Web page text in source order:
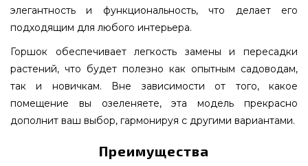
элегантность и функциональность, что делает его
подходящим для любого интерьера.
Горшок обеспечивает легкость замены и пересадки
растений, что будет полезно как опытным садоводам,
так и новичкам. Вне зависимости от того, какое
помещение вы озеленяете, эта модель прекрасно
дополнит ваш выбор, гармонируя с другими вариантами.
Преимущества